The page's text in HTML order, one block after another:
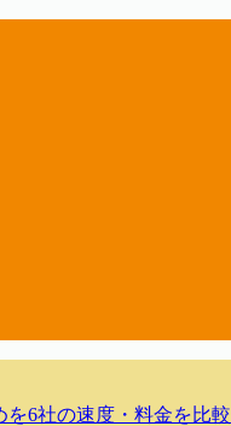
6社の速度・料金を比較